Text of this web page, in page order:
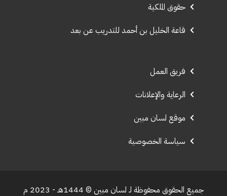
حقوق الملكية
قاعة الخليل بن أحمد للتدريب عن بعد
فريق العمل
الرعاية والإعلانات
موقع لسان مبين
سياسة الخصوصية
جميع الحقوق محفوظة لـ لسان مبين © 1444هـ - 2023 م